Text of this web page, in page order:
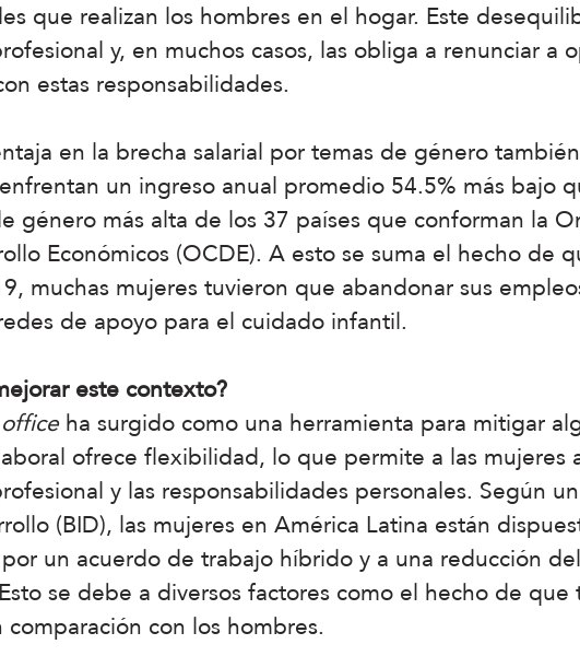
que realizan los hombres en el hogar. Este
y, en muchos casos, las obliga a renunciar a
estas responsabilidades.
en la brecha salarial por temas de género
un ingreso anual promedio 54.5% más bajo
género más alta de los 37 países que conforman la
Económicos (OCDE). A esto se suma el hecho de
muchas mujeres tuvieron que abandonar sus
de apoyo para el cuidado infantil.
este contexto?
ha surgido como una herramienta para mitigar
ofrece flexibilidad, lo que permite a las mujeres
y las responsabilidades personales. Según
(BID), las mujeres en América Latina están
un acuerdo de trabajo híbrido y a una reducción
se debe a diversos factores como el hecho de
comparación con los hombres.